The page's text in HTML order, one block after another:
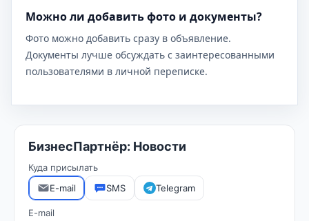
Можно ли добавить фото и документы?
Фото можно добавить сразу в объявление.
Документы лучше обсуждать с заинтересованными
пользователями в личной переписке.